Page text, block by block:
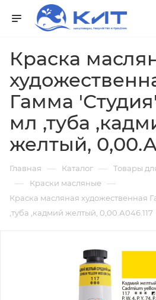
Краска
Гамма
мл ,туба
желтый,
Главная — Каталог — Товары
— Краски масляные —
Краска масляная художественная
,туба ,кадмий желтый, 0,00.А046.117